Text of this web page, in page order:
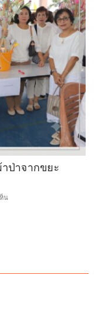
ยาง
ชนิด
ผง-
ผงขาว”
โรงงาน
ประกาศ
ปฏิเสธ
รับ
ซื้อ
ขั้น
ต่ำ
ป่าจากขยะ
น
ทอด